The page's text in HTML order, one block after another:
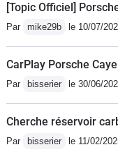
[Topic Officiel]
Par mike29b le 10/07/
CarPlay Porsche
Par bisserier le 30/06/
Cherche réservoir
Par bisserier le 11/02/